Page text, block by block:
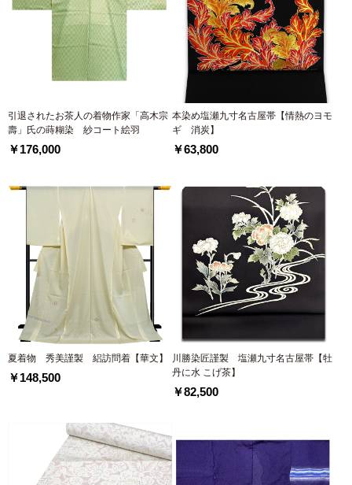
引退されたお茶人の着物作家「高木宗
壽」氏の蒔糊染 紗コート絵羽
￥176,000
本染め塩瀬九寸名古屋帯【情熱のヨモ
ギ 消炭】
￥63,800
夏着物 秀美謹製 絽訪問着【華文】
￥148,500
川勝染匠謹製 塩瀬九寸名古屋帯【牡
丹に水 こげ茶】
￥82,500